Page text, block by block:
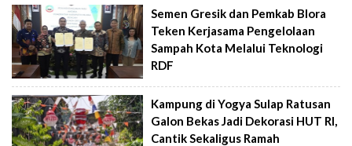
Semen Gresik dan Pemkab Blora
Teken Kerjasama Pengelolaan
Sampah Kota Melalui Teknologi
RDF
Kampung di Yogya Sulap Ratusan
Galon Bekas Jadi Dekorasi HUT RI,
Cantik Sekaligus Ramah